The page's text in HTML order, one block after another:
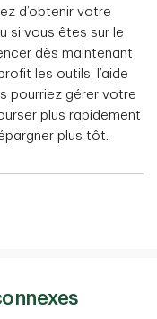
d’obtenir votre
si vous êtes sur le
dès maintenant
les outils, l’aide
pourriez gérer votre
plus rapidement
plus tôt.